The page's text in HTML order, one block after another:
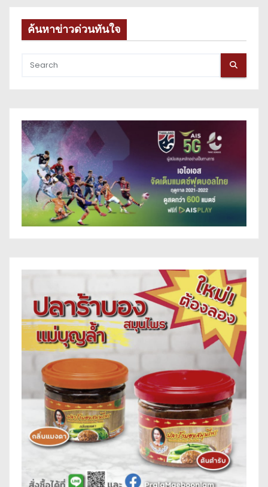
ค้นหาข่าวด่วนทันใจ